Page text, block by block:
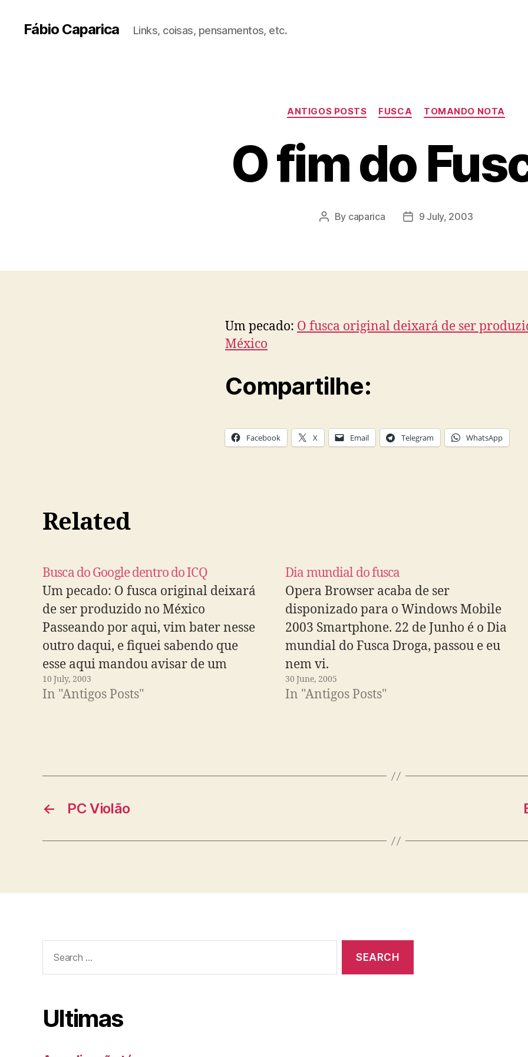
Fábio Caparica Links, coisas, pensamentos, etc.
Categories
ANTIGOS POSTS FUSCA TOMANDO NOTA
O fim do
Post
By caparica
Post9 July, 2003
Um pecado: O fusca original deixará de ser
México
Compartilhe:
Facebook X Email Telegram WhatsApp
Related
Busca do Google dentro do ICQ
Um pecado: O fusca original deixará
de ser produzido no México
Passeando por aqui, vim bater nesse
outro daqui, e fiquei sabendo que
esse aqui mandou avisar de um
Google com Thumbnails dentro dos
domínios do ICQ.
10 July, 2003
In "Antigos Posts"
Dia mundial do fusca
Opera Browser acaba de ser
disponizado para o Windows Mobile
2003 Smartphone. 22 de Junho é o Dia
mundial do Fusca Droga, passou e eu
nem vi.
30 June, 2005
In "Antigos Posts"
← PC Violão
for:
Ultimas